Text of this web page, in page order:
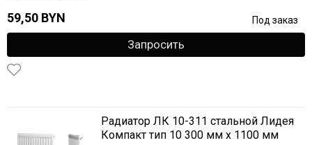
59,50 BYN Под заказ
Запросить
Радиатор ЛК 10-311 стальной Лидея
Компакт тип 10 300 мм х 1100 мм